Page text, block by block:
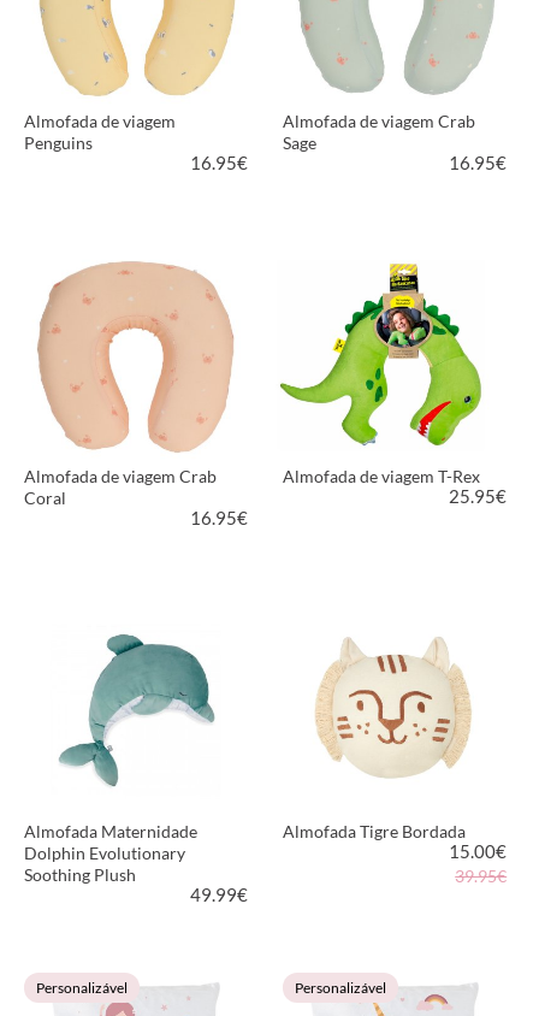
Almofada de viagem
Penguins
16.95€
VER PRODUTO
Almofada de viagem Crab
Sage
16.95€
VER PRODUTO
Almofada de viagem Crab
Coral
16.95€
Almofada de viagem T-Rex
25.95€
Almofada Maternidade
Dolphin Evolutionary
Soothing Plush
49.99€
VER PRODUTO
Almofada Tigre Bordada
15.00€
39.95€
VER PRODUTO
Personalizável Personalizável